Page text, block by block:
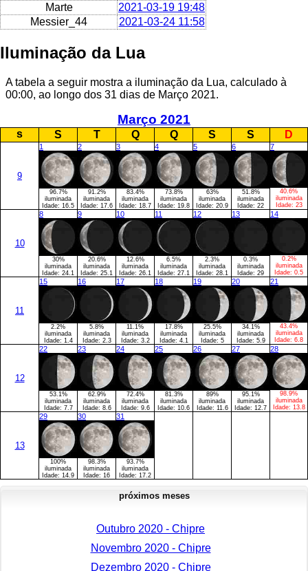
Marte
2021-03-19 19:48
Messier_44
2021-03-24 11:58
Iluminação da Lua
A tabela a seguir mostra a iluminação da Lua, calculado à
00:00, ao longo dos 31 dias de Março 2021.
Março 2021
s S T Q Q S S D
9
1
96.7%
iluminada
Idade: 16.5
2
91.2%
iluminada
Idade: 17.6
3
83.4%
iluminada
Idade: 18.7
4
73.8%
iluminada
Idade: 19.8
5
63%
iluminada
Idade: 20.9
6
51.8%
iluminada
Idade: 22
7
40.6%
iluminada
Idade: 23
10
8
30%
iluminada
Idade: 24.1
9
20.6%
iluminada
Idade: 25.1
10
12.6%
iluminada
Idade: 26.1
11
6.5%
iluminada
Idade: 27.1
12
2.3%
iluminada
Idade: 28.1
13
0.3%
iluminada
Idade: 29
14
0.2%
iluminada
Idade: 0.5
11
15
2.2%
iluminada
Idade: 1.4
16
5.8%
iluminada
Idade: 2.3
17
11.1%
iluminada
Idade: 3.2
18
17.8%
iluminada
Idade: 4.1
19
25.5%
iluminada
Idade: 5
20
34.1%
iluminada
Idade: 5.9
21
43.4%
iluminada
Idade: 6.8
12
22
53.1%
iluminada
Idade: 7.7
23
62.9%
iluminada
Idade: 8.6
24
72.4%
iluminada
Idade: 9.6
25
81.3%
iluminada
Idade: 10.6
26
89%
iluminada
Idade: 11.6
27
95.1%
iluminada
Idade: 12.7
28
98.9%
iluminada
Idade: 13.8
13
29
100%
iluminada
Idade: 14.9
30
98.3%
iluminada
Idade: 16
31
93.7%
iluminada
Idade: 17.2
próximos meses
Outubro 2020 - Chipre
Novembro 2020 - Chipre
Dezembro 2020 - Chipre